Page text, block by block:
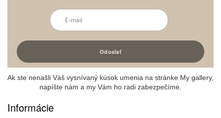
Ak ste nenašli Váš vysnívaný kúsok umenia na stránke My gallery,
napíšte nám a my Vám ho radi zabezpečíme.
Informácie